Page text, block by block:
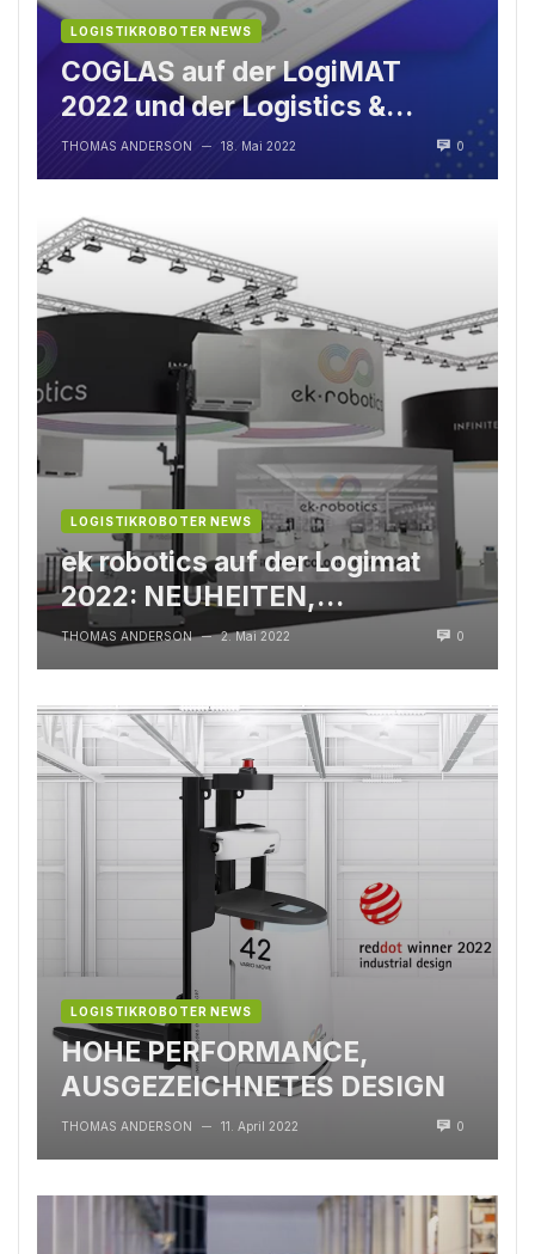
LOGISTIKROBOTER NEWS
COGLAS auf der LogiMAT
2022 und der Logistics &
Distribution 2022
THOMAS ANDERSON — 18. Mai 2022 0
LOGISTIKROBOTER NEWS
ek robotics auf der Logimat
2022: NEUHEITEN,
INNOVATIONEN – UND EINE
WELTPREMIERE!
THOMAS ANDERSON — 2. Mai 2022 0
LOGISTIKROBOTER NEWS
HOHE PERFORMANCE,
AUSGEZEICHNETES DESIGN
THOMAS ANDERSON — 11. April 2022 0